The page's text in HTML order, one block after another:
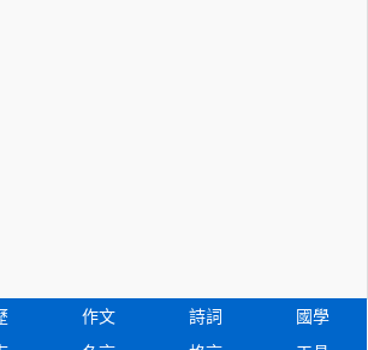
作文 詩詞
國學